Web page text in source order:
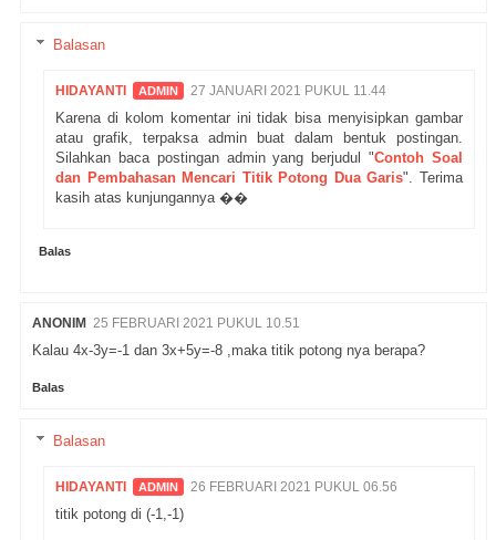
Balasan
HIDAYANTI 27 JANUARI 2021 PUKUL 11.44
Karena di kolom komentar ini tidak bisa menyisipkan gambar
atau grafik, terpaksa admin buat dalam bentuk postingan.
Silahkan baca postingan admin yang berjudul "Contoh Soal
dan Pembahasan Mencari Titik Potong Dua Garis". Terima
kasih atas kunjungannya ��
Balas
ANONIM 25 FEBRUARI 2021 PUKUL 10.51
Kalau 4x-3y=-1 dan 3x+5y=-8 ,maka titik potong nya berapa?
Balas
Balasan
HIDAYANTI 26 FEBRUARI 2021 PUKUL 06.56
titik potong di (-1,-1)